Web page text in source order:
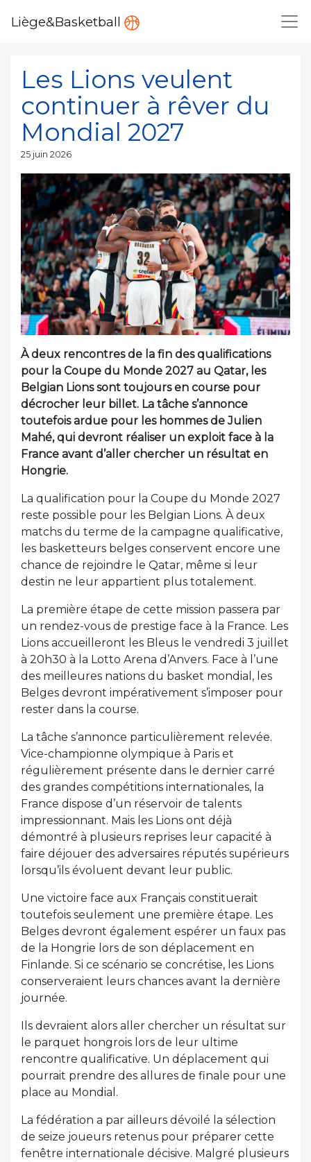
Liège&Basketball
Les Lions veulent
continuer à rêver du
Mondial 2027
Publié
25 juin 2026
À deux rencontres de la fin des qualifications
pour la Coupe du Monde 2027 au Qatar, les
Belgian Lions sont toujours en course pour
décrocher leur billet. La tâche s’annonce
toutefois ardue pour les hommes de Julien
Mahé, qui devront réaliser un exploit face à la
France avant d’aller chercher un résultat en
Hongrie.
La qualification pour la Coupe du Monde 2027
reste possible pour les Belgian Lions. À deux
matchs du terme de la campagne qualificative,
les basketteurs belges conservent encore une
chance de rejoindre le Qatar, même si leur
destin ne leur appartient plus totalement.
La première étape de cette mission passera par
un rendez-vous de prestige face à la France. Les
Lions accueilleront les Bleus le vendredi 3 juillet
à 20h30 à la Lotto Arena d’Anvers. Face à l’une
des meilleures nations du basket mondial, les
Belges devront impérativement s’imposer pour
rester dans la course.
La tâche s’annonce particulièrement relevée.
Vice-championne olympique à Paris et
régulièrement présente dans le dernier carré
des grandes compétitions internationales, la
France dispose d’un réservoir de talents
impressionnant. Mais les Lions ont déjà
démontré à plusieurs reprises leur capacité à
faire déjouer des adversaires réputés supérieurs
lorsqu’ils évoluent devant leur public.
Une victoire face aux Français constituerait
toutefois seulement une première étape. Les
Belges devront également espérer un faux pas
de la Hongrie lors de son déplacement en
Finlande. Si ce scénario se concrétise, les Lions
conserveraient leurs chances avant la dernière
journée.
Ils devraient alors aller chercher un résultat sur
le parquet hongrois lors de leur ultime
rencontre qualificative. Un déplacement qui
pourrait prendre des allures de finale pour une
place au Mondial.
La fédération a par ailleurs dévoilé la sélection
de seize joueurs retenus pour préparer cette
fenêtre internationale décisive. Malgré plusieurs